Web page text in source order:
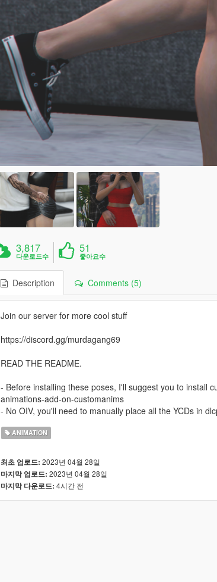
3,817
다운로드수
51
좋아요수
Description Comments (5)
Join our server for more cool stuff
https://discord.gg/murdagang69
READ THE README.
- Before installing these poses, I'll suggest you to install
animations-add-on-customanims
- No OIV, you'll need to manually place all the YCDs in
ANIMATION
최초 업로드: 2023년 04월 28일
마지막 업로드: 2023년 04월 28일
마지막 다운로드: 4시간 전